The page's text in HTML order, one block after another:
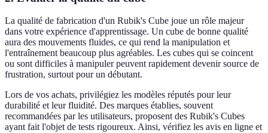
La qualité de fabrication d'un Rubik's Cube joue un rôle majeur
dans votre expérience d'apprentissage. Un cube de bonne qualité
aura des mouvements fluides, ce qui rend la manipulation et
l'entraînement beaucoup plus agréables. Les cubes qui se coincent
ou sont difficiles à manipuler peuvent rapidement devenir source de
frustration, surtout pour un débutant.
Lors de vos achats, privilégiez les modèles réputés pour leur
durabilité et leur fluidité. Des marques établies, souvent
recommandées par les utilisateurs, proposent des Rubik's Cubes
ayant fait l'objet de tests rigoureux. Ainsi, vérifiez les avis en ligne et